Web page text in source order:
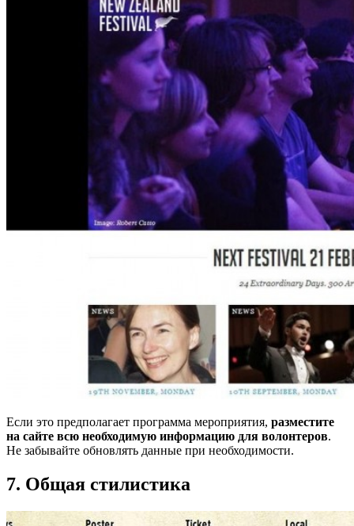
Если это предполагает программа мероприятия, разместите
на сайте всю необходимую информацию для волонтеров.
Не забывайте обновлять данные при необходимости.
7. Общая стилистика